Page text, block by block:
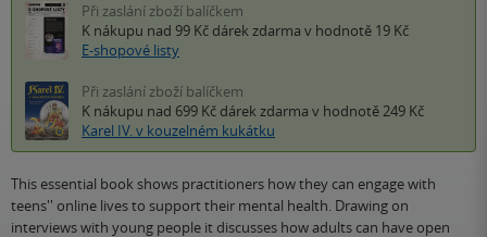
Při zaslání zboží balíčkem
K nákupu nad 99 Kč dárek zdarma v hodnotě 19 Kč
E-shopové listy
Při zaslání zboží balíčkem
K nákupu nad 699 Kč dárek zdarma v hodnotě 249 Kč
Karel IV. v kouzelném kukátku
This essential book shows practitioners how they can engage with
teens'' online lives to support their mental health. Drawing on
interviews with young people it discusses how adults can have open